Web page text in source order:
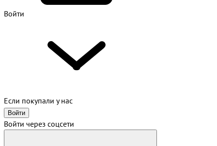
Войти
Если покупали у нас
Войти
Войти через соцсети